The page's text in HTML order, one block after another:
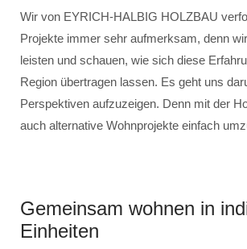
Wir von EYRICH-HALBIG HOLZBAU
Projekte immer sehr aufmerksam, denn
leisten und schauen, wie sich diese
Region übertragen lassen. Es geht uns
Perspektiven aufzuzeigen. Denn mit der
auch alternative Wohnprojekte einfach
Gemeinsam wohnen in
Einheiten